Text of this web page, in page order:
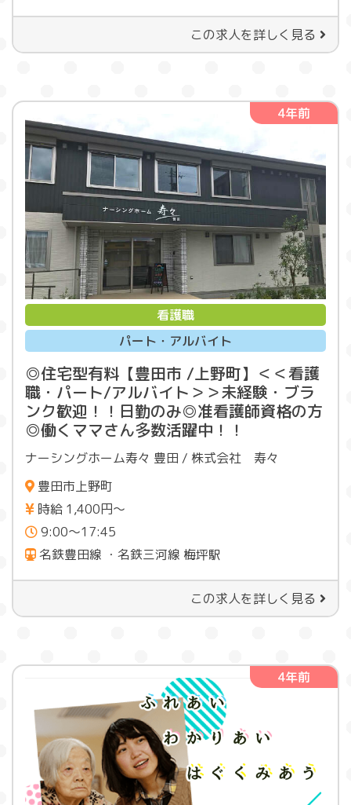
この求人を詳しく見る
4年前
看護職
パート・アルバイト
◎住宅型有料【豊田市 /上野町】＜＜看護
職・パート/アルバイト＞＞未経験・ブラ
ンク歓迎！！日勤のみ◎准看護師資格の方
◎働くママさん多数活躍中！！
ナーシングホーム寿々 豊田 / 株式会社 寿々
豊田市上野町
時給 1,400円～
9:00〜17:45
名鉄豊田線 ・名鉄三河線 梅坪駅
この求人を詳しく見る
4年前